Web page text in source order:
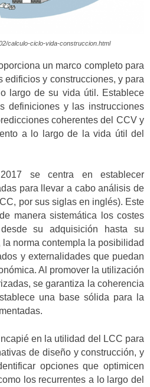
calculo-ciclo-vida-construccion.html
un marco completo para
edificios y construcciones, y para
largo de su vida útil. Establece
definiciones y las instrucciones
coherentes del CCV y
a lo largo de la vida útil del
se centra en establecer
para llevar a cabo análisis de
por sus siglas en inglés). Este
manera sistemática los costes
su adquisición hasta su
norma contempla la posibilidad
y externalidades que puedan
Al promover la utilización
se garantiza la coherencia
una base sólida para la
en la utilidad del LCC para
de diseño y construcción, y
opciones que optimicen
los recurrentes a lo largo del